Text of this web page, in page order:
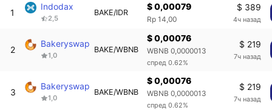
1
Indodax
2,5
BAKE/IDR
$ 0,00079
Rp 14,00
$ 389
4ч назад
2
Bakeryswap
1,0
BAKE/WBNB
$ 0,00076
WBNB 0,0000013
спред 0.62%
$ 219
7ч назад
3
Bakeryswap
1,0
BAKE/WBNB
$ 0,00076
WBNB 0,0000013
спред 0.62%
$ 219
7ч назад